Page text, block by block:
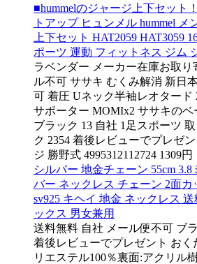
■hummelのジャージ上下セット
トアップ ヒュンメル hummel メ
上下セット HAT2059 HAT3059
ポーツ 運動 フィットネス ジム
ラベンダー メーカー在庫お取り
ル不可 ササキ むくみ解消 新日
可 着圧 Uネック半袖レオタード
サポーター MOMIx2 ササキの
ブラック 13 自社 1足スポーツ
ク 2354 着後レビューでプレゼ
ジ 勝野式 4995312112724 1309
シルバー 地金チェーン 55cm
バー ネックレス チェーン 2面カ
sv925 キヘイ 地金 ネックレス
ックス 男女兼用
送料無料 自社 メール便不可 ブ
着後レビューでプレゼント おく
リエステル100％裏面:アクリル